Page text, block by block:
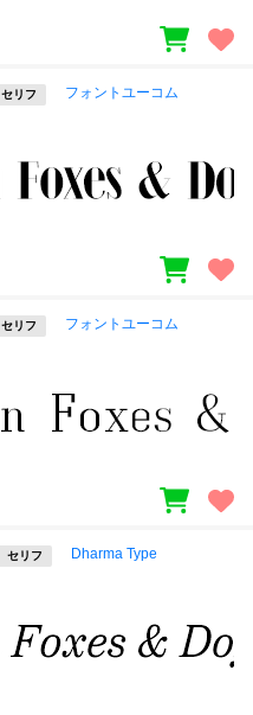
セリフ フォントユーコム
セリフ フォントユーコム
セリフ Dharma Type